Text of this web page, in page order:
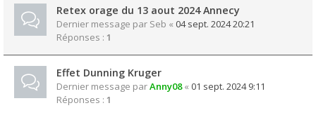
Retex orage du 13 aout 2024 Annecy
Dernier message par Seb « 04 sept. 2024 20:21
Réponses : 1
Effet Dunning Kruger
Dernier message parAnny08« 01 sept. 2024 9:11
Réponses : 1